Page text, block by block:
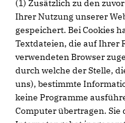
(1) Zusätzlich zu den
Ihrer Nutzung unserer
gespeichert. Bei Cookies
Textdateien, die auf Ihrer
verwendeten Browser
durch welche der Stelle,
uns), bestimmte
keine Programme
Computer übertragen. Sie